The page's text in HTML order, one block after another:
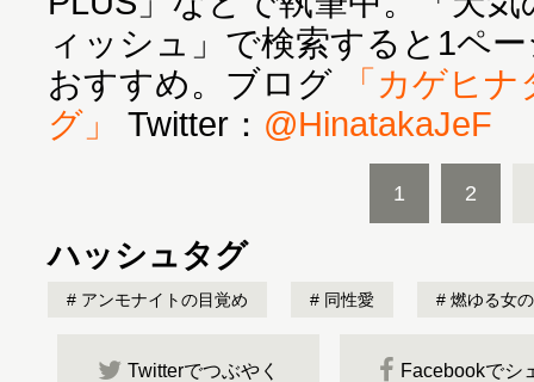
ィッシュ」で検索すると1ペ
おすすめ。ブログ
「カゲヒ
グ」
Twitter： @HinatakaJeF
1 2
ハッシュタグ
アンモナイトの目覚め 同性愛 燃ゆる女
Twitterでつぶやく Facebookでシ